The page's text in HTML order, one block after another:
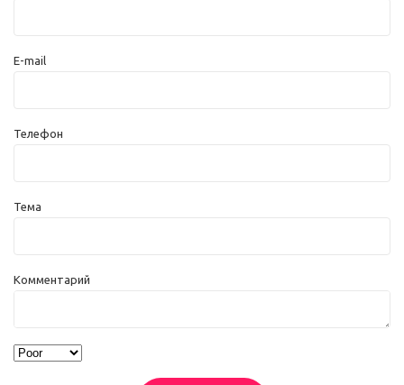
E-mail
Телефон
Тема
Комментарий